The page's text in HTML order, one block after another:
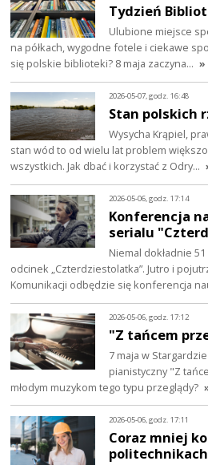
Tydzień
Ulubione miejsce
na półkach, wygodne fotele i ciekawe
się polskie biblioteki? 8 maja zaczyna… »
2026-05-07, godz. 16:48
Stan polskich
Wysycha Krąpiel,
stan wód to od wielu lat problem
wszystkich. Jak dbać i korzystać z Odry…
2026-05-06, godz. 17:14
Konferencja
serialu
Niemal dokładnie
odcinek „Czterdziestolatka”. Jutro i
Komunikacji odbędzie się konferencja
2026-05-06, godz. 17:12
"Z tańcem
7 maja w
pianistyczny "Z
młodym muzykom tego typu przeglądy?
2026-05-06, godz. 17:11
Coraz mniej
politechnikach